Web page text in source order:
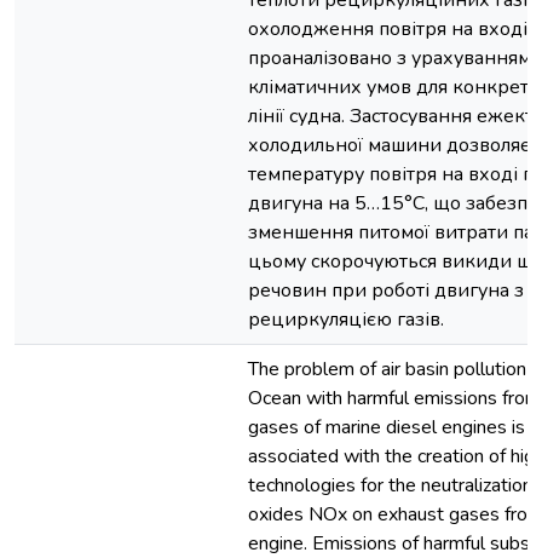
охолодження повітря на вході
проаналізовано з урахуванням
кліматичних умов для
лінії судна. Застосування
холодильної машини дозволяє
температуру повітря на вході
двигуна на 5…15°С, що
зменшення питомої витрати
цьому скорочуються викиди
речовин при роботі двигуна з
рециркуляцією газів.
The problem of air basin pollution
Ocean with harmful emissions
gases of marine diesel engines is
associated with the creation of
technologies for the neutralization
oxides NOx on exhaust gases
engine. Emissions of harmful